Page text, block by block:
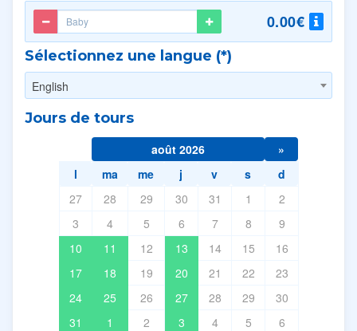
0.00€
Sélectionnez une langue (*)
English
Jours de tours
août 2026
»
l
ma me j v s
d
27
28 29 30 31 1
2
3
4 5 6 7 8
9
10
11 12 13 14 15
16
17
18 19 20 21 22
23
24
25 26 27 28 29
30
31
1 2 3 4 5 6